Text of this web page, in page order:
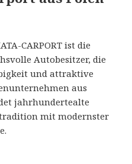
CARPORT ist die
Autobesitzer, die
und attraktive
aus
jahrhundertealte
mit modernster